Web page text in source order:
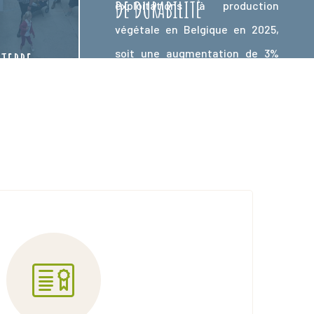
à votre
DE DURABILITÉ
exploitations à production
végétale en Belgique en 2025,
soit une augmentation de 3%